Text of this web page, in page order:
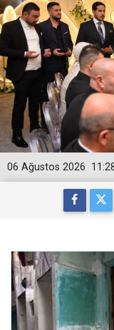
06 Ağustos 2026